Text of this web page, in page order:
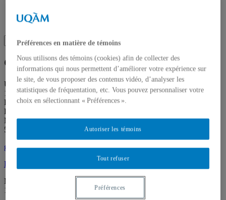
Recherche
Recherche placeholder
Search
for:
Search
Galerie de l’UQAM
Université du Québec à Montréal
1400 rue Berri
Pavillon Judith-Jasmin
Local J-R120
Montréal (QC) Canada
514 987-6150
galerie@uqam.ca
Faire un don
Mardi – samedi,
12 h – 18 h
Préférences en matière de témoins
Nous utilisons des témoins (cookies) afin de collecter des
informations qui nous permettent d’améliorer votre expérience sur
le site, de vous proposer des contenus vidéo, d’analyser les
statistiques de fréquentation, etc. Vous pouvez personnaliser votre
choix en sélectionnant « Préférences ».
Tout refuser
Autoriser les témoins
Préférences